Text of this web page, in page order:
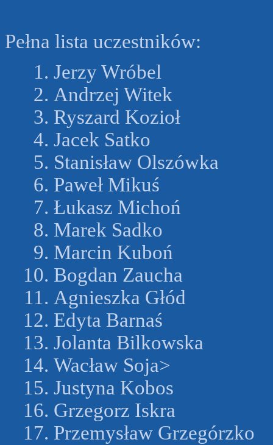
Pełna lista uczestników:
Jerzy Wróbel
Andrzej Witek
Ryszard Kozioł
Jacek Satko
Stanisław Olszówka
Paweł Mikuś
Łukasz Michoń
Marek Sadko
Marcin Kuboń
Bogdan Zaucha
Agnieszka Głód
Edyta Barnaś
Jolanta Bilkowska
Wacław Soja>
Justyna Kobos
Grzegorz Iskra
Przemysław Grzegórzko